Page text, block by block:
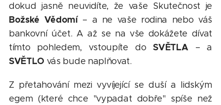
dokud jasně neuvidíte, že vaše Skutečnost je
Božské Vědomí– a ne vaše rodina nebo váš
bankovní účet. A až se na vše dokážete dívat
tímto pohledem, vstoupíte doSVĚTLA – a
SVĚTLO vás bude naplňovat.
Z přetahování mezi vyvíjející se duší a lidským
egem (které chce "vypadat dobře" spíše než